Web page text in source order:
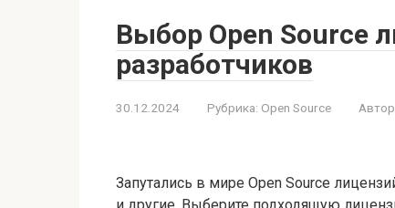
Выбор Open Source
разработчиков
30.12.2024 Рубрика: Open Source
Запутались в мире Open Source